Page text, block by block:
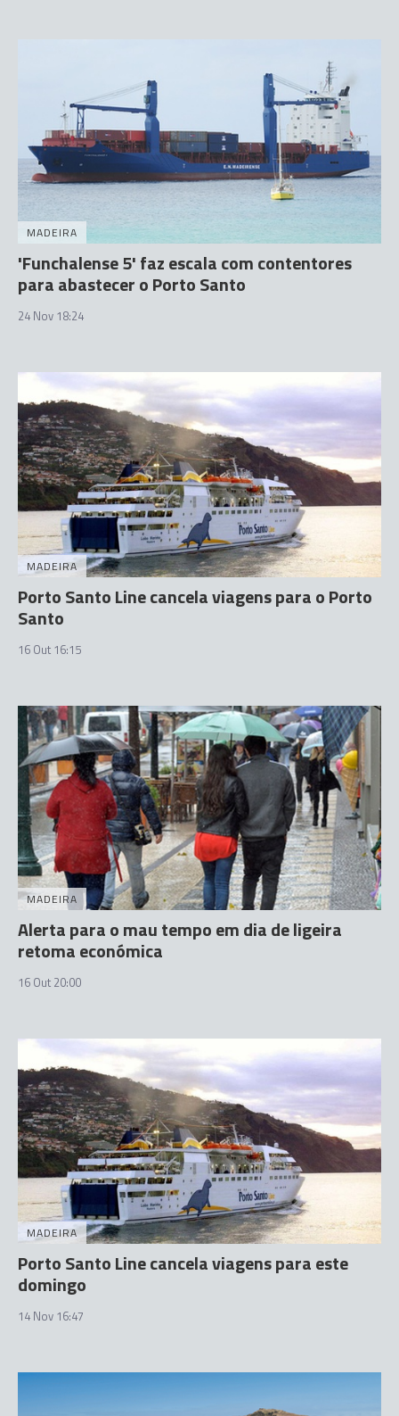
MADEIRA
'Funchalense 5' faz escala com contentores
para abastecer o Porto Santo
24 Nov 18:24
MADEIRA
Porto Santo Line cancela viagens para o Porto
Santo
16 Out 16:15
MADEIRA
Alerta para o mau tempo em dia de ligeira
retoma económica
16 Out 20:00
MADEIRA
Porto Santo Line cancela viagens para este
domingo
14 Nov 16:47